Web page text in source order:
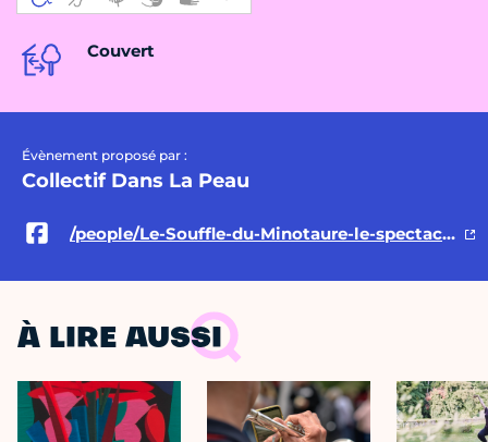
Couvert
Évènement proposé par :
Collectif Dans La Peau
/people/Le-Souffle-du-Minotaure-le-spectacle/100086722213900/
À LIRE AUSSI